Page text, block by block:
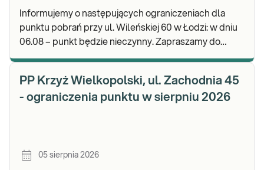
Informujemy o następujących ograniczeniach dla
punktu pobrań przy ul. Wileńskiej 60 w Łodzi: w dniu
06.08 – punkt będzie nieczynny. Zapraszamy do
PP Krzyż Wielkopolski, ul. Zachodnia 45
- ograniczenia punktu w sierpniu 2026
05 sierpnia 2026